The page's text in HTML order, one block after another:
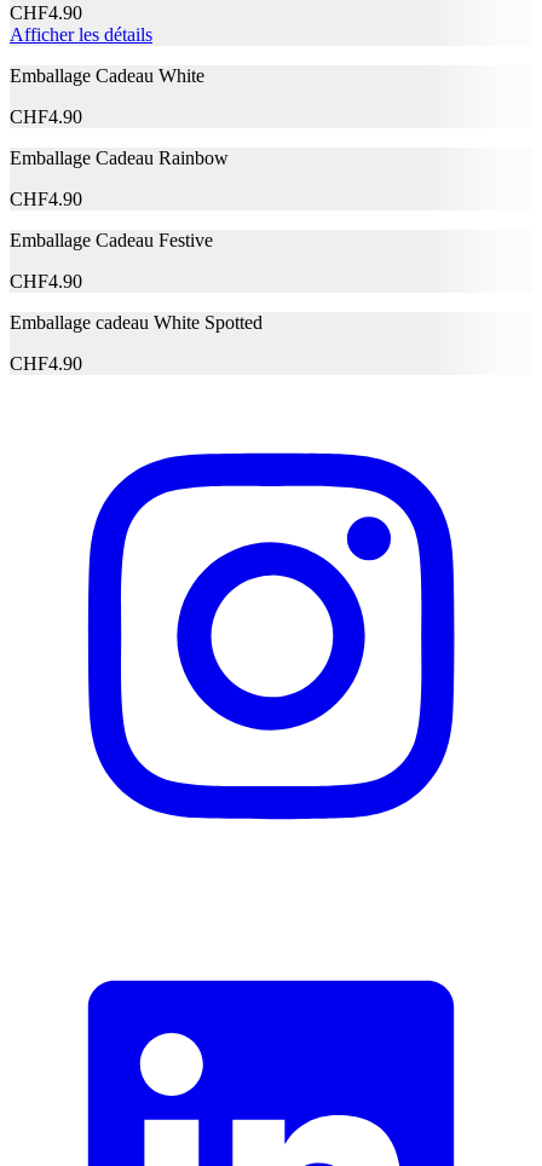
Acid, Cellulose Gum, Octyldodecanol, Kaolin, 1,2-
Hexanediol, Aesculus Hippocastanum Seed Extract,
Allantoin, Aloe Barbadensis Leaf Juice Powder,
Extract, Glycine Soja Seed Extract, Oryza Sativa
Root Extract, Volcanic Ash Extract, Phenoxyethanol,
Fabricant
Informations sur la garantie
Signaler une erreur
Description
Adresse e-mail (facultatif)
Fermer le formulaire
Envoyer
Signaler des données erronées
CHF4.90
Afficher les détails
Emballage Cadeau White
CHF4.90
Emballage Cadeau Rainbow
CHF4.90
Emballage Cadeau Festive
CHF4.90
Emballage cadeau White Spotted
CHF4.90